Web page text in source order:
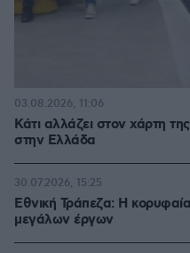
Κάτι αλλάζει στον χάρτη
στην Ελλάδα
03.08.2026, 11:06
Εθνική Τράπεζα: Η
μεγάλων έργων
30.07.2026, 15:25